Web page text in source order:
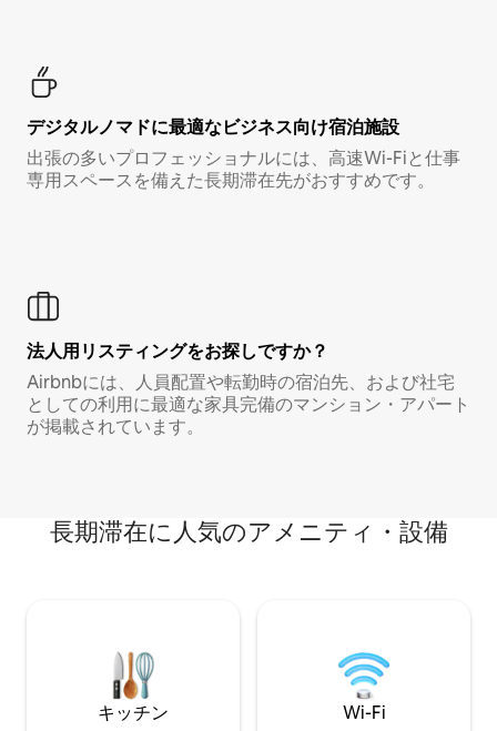
デジタルノマド⁠に最⁠適⁠なビ⁠ジ⁠ネ⁠ス⁠向⁠け宿⁠泊⁠施⁠設
出張の多いプロフェッショナルには、高速Wi-Fiと仕事
専用スペースを備えた長期滞在先がおすすめです。
法人用リスティングをお探しですか？
Airbnbには、人員配置や転勤時の宿泊先、および社宅
としての利用に最適な家具完備のマンション・アパート
が掲載されています。
長期滞在に人気のアメニティ・設備
キッチン Wi-Fi